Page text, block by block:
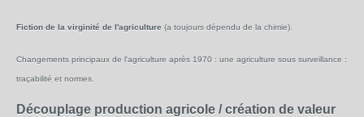
Fiction de la virginité de l'agriculture (a toujours dépendu de la chimie).
Changements principaux de l'agriculture après 1970 : une agriculture sous surveillance :
traçabilité et normes.
Découplage production agricole / création de valeur